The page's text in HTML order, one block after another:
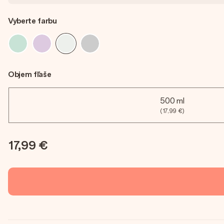
Vyberte farbu
Objem fľaše
500 ml
(17,99 €)
17,99 €